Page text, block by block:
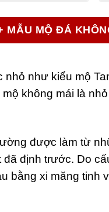
MẪU MỘ ĐÁ
như kiểu mộ
không mái là
được làm từ
định trước. Do
bằng xi măng